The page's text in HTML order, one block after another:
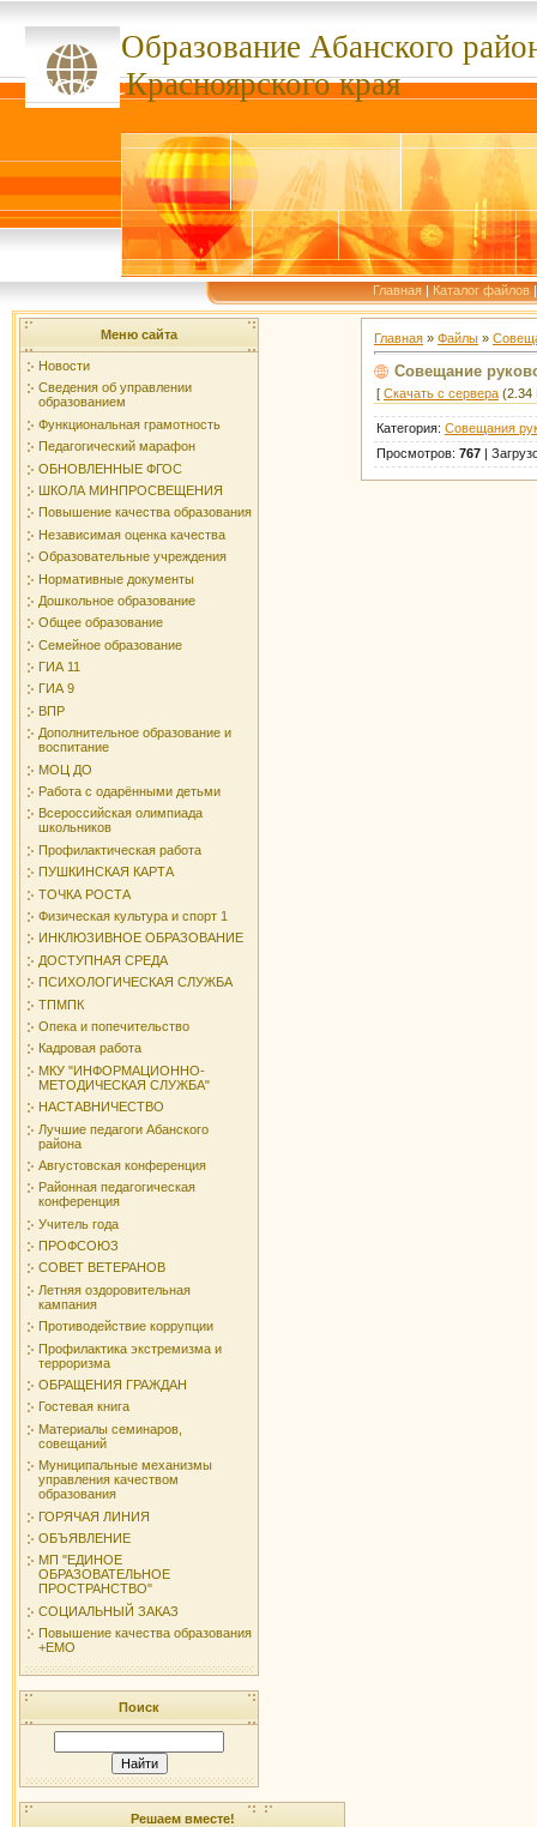
Образование Абанского
сссссссКрасноярского края
Главная | Каталог файлов
Меню сайта
Новости
Сведения об управлении
образованием
Функциональная грамотность
Педагогический марафон
ОБНОВЛЕННЫЕ ФГОС
ШКОЛА МИНПРОСВЕЩЕНИЯ
Повышение качества образования
Независимая оценка качества
Образовательные учреждения
Нормативные документы
Дошкольное образование
Общее образование
Семейное образование
ГИА 11
ГИА 9
ВПР
Дополнительное образование и
воспитание
МОЦ ДО
Работа с одарёнными детьми
Всероссийская олимпиада
школьников
Профилактическая работа
ПУШКИНСКАЯ КАРТА
ТОЧКА РОСТА
Физическая культура и спорт 1
ИНКЛЮЗИВНОЕ ОБРАЗОВАНИЕ
ДОСТУПНАЯ СРЕДА
ПСИХОЛОГИЧЕСКАЯ СЛУЖБА
ТПМПК
Опека и попечительство
Кадровая работа
МКУ "ИНФОРМАЦИОННО-
МЕТОДИЧЕСКАЯ СЛУЖБА"
НАСТАВНИЧЕСТВО
Лучшие педагоги Абанского
района
Августовская конференция
Районная педагогическая
конференция
Учитель года
ПРОФСОЮЗ
СОВЕТ ВЕТЕРАНОВ
Летняя оздоровительная
кампания
Противодействие коррупции
Профилактика экстремизма и
терроризма
ОБРАЩЕНИЯ ГРАЖДАН
Гостевая книга
Материалы семинаров,
совещаний
Муниципальные механизмы
управления качеством
образования
ГОРЯЧАЯ ЛИНИЯ
ОБЪЯВЛЕНИЕ
МП "ЕДИНОЕ
ОБРАЗОВАТЕЛЬНОЕ
ПРОСТРАНСТВО"
СОЦИАЛЬНЫЙ ЗАКАЗ
Повышение качества образования
+ЕМО
Поиск
Решаем вместе!
Главная » Файлы »
Совещание
[ Скачать с сервера (2.34
Категория: Совещания
Просмотров: 767 |